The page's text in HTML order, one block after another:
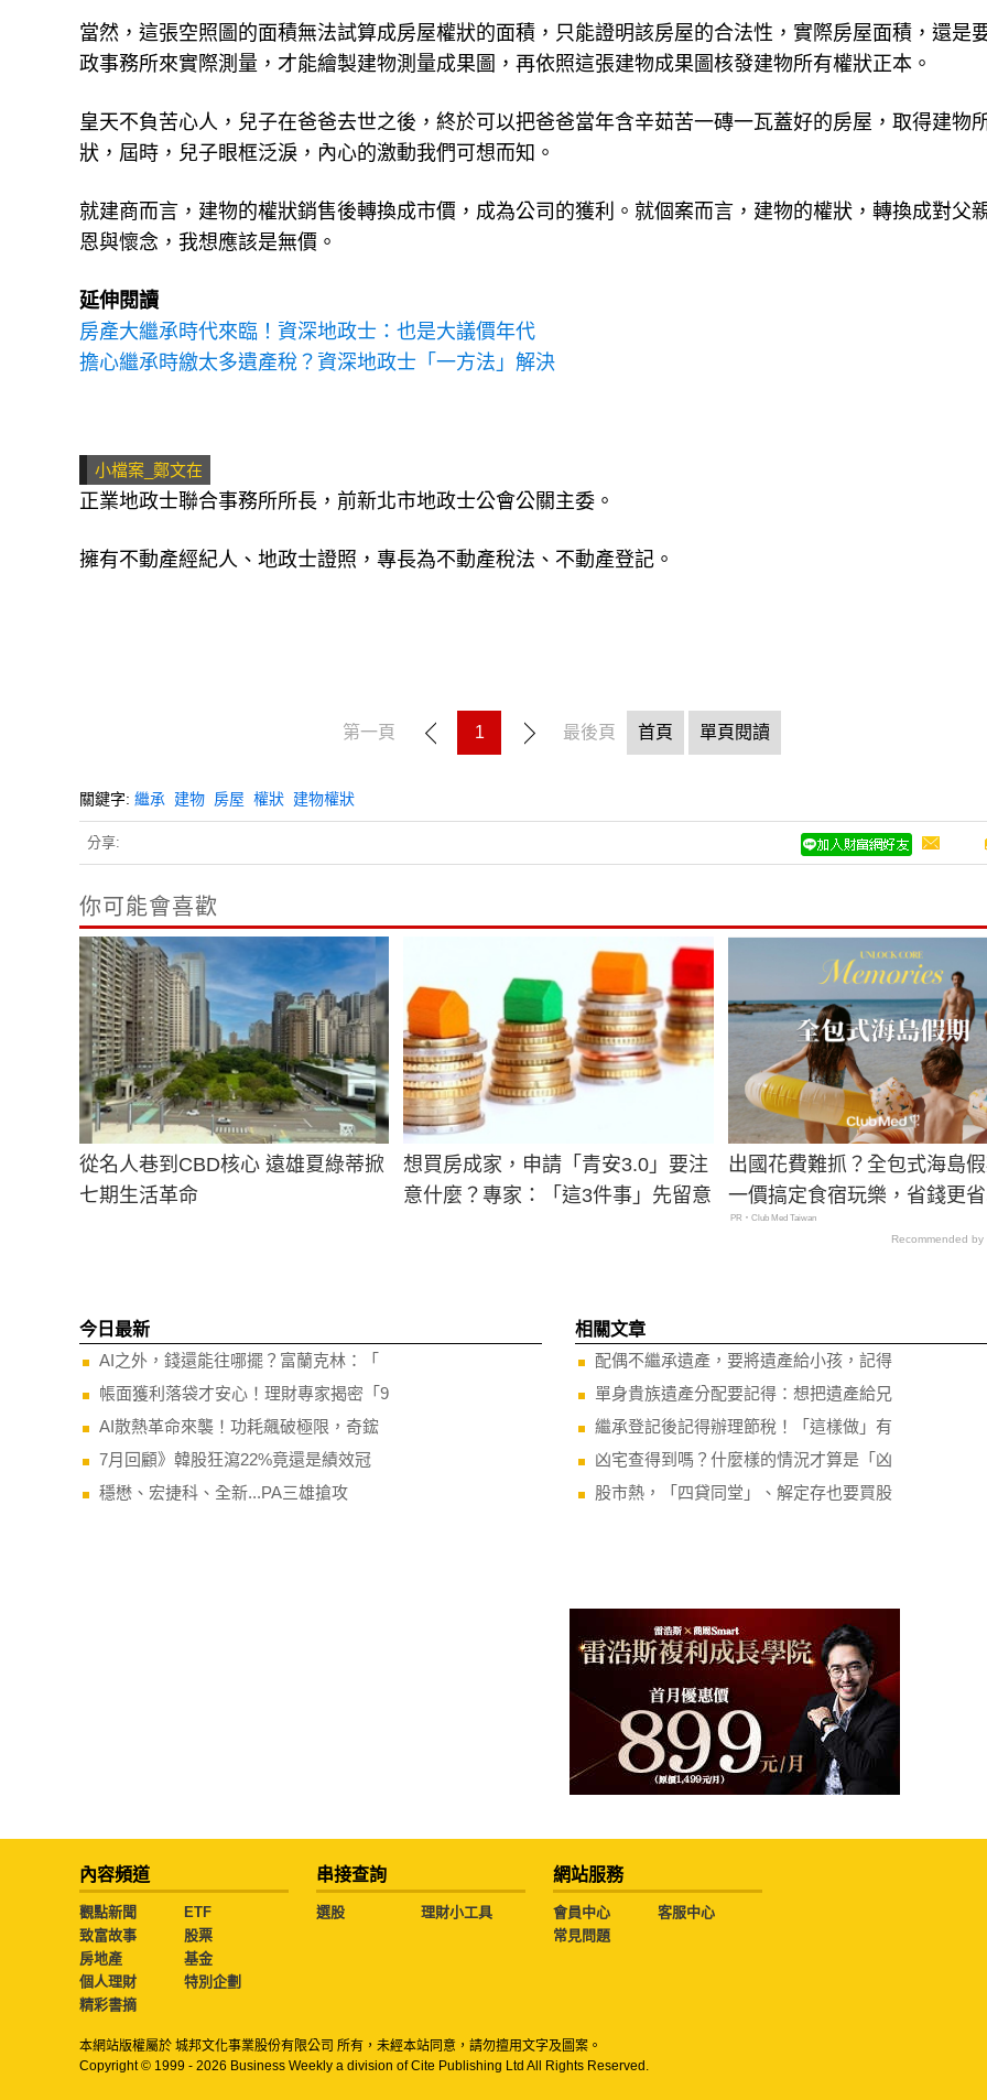
當然，這張空照圖的面積無法試算成房屋權狀的面積，只能證明該房屋的合法性，實際房屋面積，還是
政事務所來實際測量，才能繪製建物測量成果圖，再依照這張建物成果圖核發建物所有權狀正本。
皇天不負苦心人，兒子在爸爸去世之後，終於可以把爸爸當年含辛茹苦一磚一瓦蓋好的房屋，取得建物
狀，屆時，兒子眼框泛淚，內心的激動我們可想而知。
就建商而言，建物的權狀銷售後轉換成市價，成為公司的獲利。就個案而言，建物的權狀，轉換成對父
恩與懷念，我想應該是無價。
延伸閱讀
房產大繼承時代來臨！資深地政士：也是大議價年代
擔心繼承時繳太多遺產稅？資深地政士「一方法」解決
小檔案_鄭文在
正業地政士聯合事務所所長，前新北市地政士公會公關主委。
擁有不動產經紀人、地政士證照，專長為不動產稅法、不動產登記。
第一頁 1 最後頁 首頁 單頁閱讀
關鍵字: 繼承 建物 房屋 權狀 建物權狀
分享:
你可能會喜歡
從名人巷到CBD核心 遠雄夏綠蒂掀
七期生活革命
想買房成家，申請「青安3.0」要注
意什麼？專家：「這3件事」先留意
出國花費難抓？全包式海島
一價搞定食宿玩樂，省錢更
PR・Club Med Taiwan
Recommended by
今日最新
AI之外，錢還能往哪擺？富蘭克林：「
帳面獲利落袋才安心！理財專家揭密「9
AI散熱革命來襲！功耗飆破極限，奇鋐
7月回顧》韓股狂瀉22%竟還是績效冠
穩懋、宏捷科、全新...PA三雄搶攻
相關文章
配偶不繼承遺產，要將遺產給小孩，記得
單身貴族遺產分配要記得：想把遺產給兄
繼承登記後記得辦理節稅！「這樣做」有
凶宅查得到嗎？什麼樣的情況才算是「凶
股市熱，「四貸同堂」、解定存也要買股
內容頻道
觀點新聞
ETF
致富故事
股票
房地產
基金
個人理財
特別企劃
精彩書摘
串接查詢
選股 理財小工具
網站服務
會員中心
客服中心
常見問題
本網站版權屬於 城邦文化事業股份有限公司 所有，未經本站同意，請勿擅用文字及圖案。
Copyright © 1999 - 2026 Business Weekly a division of Cite Publishing Ltd All Rights Reserved.